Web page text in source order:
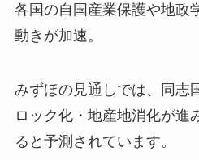
各国の自国産業保護や地政
動きが加速。
みずほの見通しでは、同志
ロック化・地産地消化が進
ると予測されています。